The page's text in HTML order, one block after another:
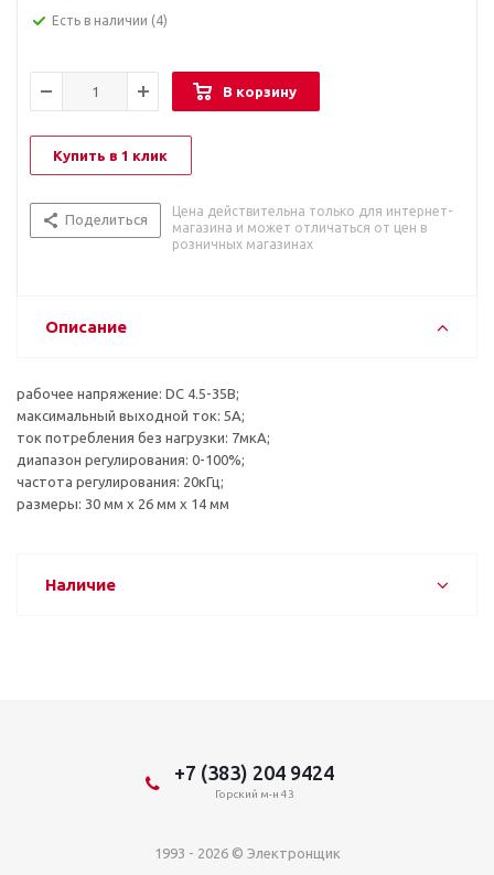
Есть в наличии (4)
В корзину
Купить в 1 клик
Поделиться
Цена действительна только для интернет-
магазина и может отличаться от цен в
розничных магазинах
Описание
рабочее напряжение: DC 4.5-35В;
максимальный выходной ток: 5А;
ток потребления без нагрузки: 7мкА;
диапазон регулирования: 0-100%;
частота регулирования: 20кГц;
размеры: 30 мм x 26 мм x 14 мм
Наличие
+7 (383) 204 9424
Горский м-н 43
1993 - 2026 © Электронщик